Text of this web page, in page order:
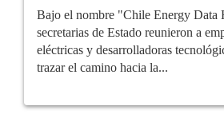
Bajo el nombre "Chile Energy Data
secretarias de Estado reunieron a
eléctricas y desarrolladoras
trazar el camino hacia la...